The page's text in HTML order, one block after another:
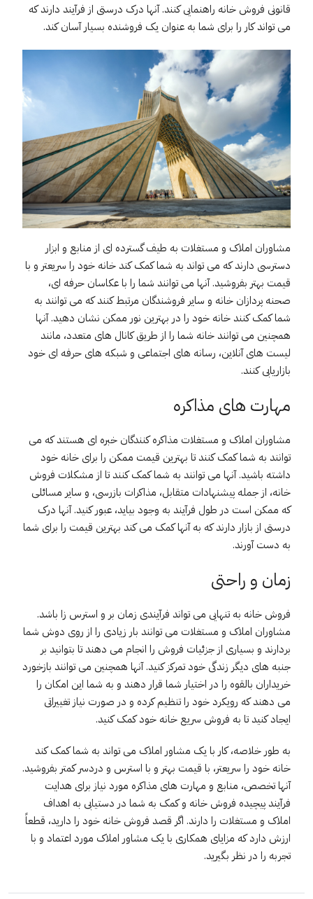
قانونی فروش خانه راهنمایی کنند. آنها درک درستی از فرآیند دارند که
می تواند کار را برای شما به عنوان یک فروشنده بسیار آسان کند.
مشاوران املاک و مستغلات به طیف گسترده ای از منابع و ابزار
دسترسی دارند که می تواند به شما کمک کند خانه خود را سریعتر و با
قیمت بهتر بفروشید. آنها می توانند شما را با عکاسان حرفه ای،
صحنه پردازان خانه و سایر فروشندگان مرتبط کنند که می توانند به
شما کمک کنند خانه خود را در بهترین نور ممکن نشان دهید. آنها
همچنین می توانند خانه شما را از طریق کانال های متعدد، مانند
لیست های آنلاین، رسانه های اجتماعی و شبکه های حرفه ای خود
بازاریابی کنند.
مهارت های مذاکره
مشاوران املاک و مستغلات مذاکره کنندگان خبره ای هستند که می
توانند به شما کمک کنند تا بهترین قیمت ممکن را برای خانه خود
داشته باشید. آنها می توانند به شما کمک کنند تا از مشکلات فروش
خانه، از جمله پیشنهادات متقابل، مذاکرات بازرسی، و سایر مسائلی
که ممکن است در طول فرآیند به وجود بیاید، عبور کنید. آنها درک
درستی از بازار دارند که به آنها کمک می کند بهترین قیمت را برای شما
به دست آورند.
زمان و راحتی
فروش خانه به تنهایی می تواند فرآیندی زمان بر و استرس زا باشد.
مشاوران املاک و مستغلات می توانند بار زیادی را از روی دوش شما
بردارند و بسیاری از جزئیات فروش را انجام می دهند تا بتوانید بر
جنبه های دیگر زندگی خود تمرکز کنید. آنها همچنین می توانند بازخورد
خریداران بالقوه را در اختیار شما قرار دهند و به شما این امکان را
می دهند که رویکرد خود را تنظیم کرده و در صورت نیاز تغییراتی
ایجاد کنید تا به فروش سریع خانه خود کمک کنید.
به طور خلاصه، کار با یک مشاور املاک می تواند به شما کمک کند
خانه خود را سریعتر، با قیمت بهتر و با استرس و دردسر کمتر بفروشید.
آنها تخصص، منابع و مهارت های مذاکره مورد نیاز برای هدایت
فرآیند پیچیده فروش خانه و کمک به شما در دستیابی به اهداف
املاک و مستغلات را دارند. اگر قصد فروش خانه خود را دارید، قطعاً
ارزش دارد که مزایای همکاری با یک مشاور املاک مورد اعتماد و با
تجربه را در نظر بگیرید.